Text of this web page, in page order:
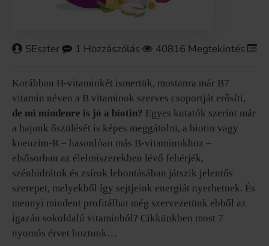
SEszter 1 Hozzászólás 40816 Megtekintés
Korábban H-vitaminkét ismertük, mostanra már B7
vitamin néven a B vitaminok szerves csoportját erősíti,
de mi mindenre is jó a biotin? Egyes kutatók szerint már
a hajunk őszülését is képes meggátolni, a biotin vagy
koenzim-R – hasonlóan más B-vitaminokhoz –
elsősorban az élelmiszerekben lévő fehérjék,
szénhidrátok és zsírok lebontásában játszik jelentős
szerepet, melyekből így sejtjeink energiát nyerhetnek. És
mennyi mindent profitálhat még szervezetünk ebből az
igazán sokoldalú vitaminból? Cikkünkben most 7
nyomós érvet hoztunk…